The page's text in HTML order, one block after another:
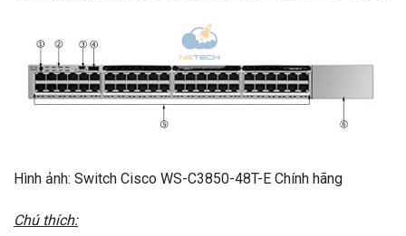
Hình ảnh: Switch Cisco WS-C3850-48T-E Chính hãng
Chú thích: